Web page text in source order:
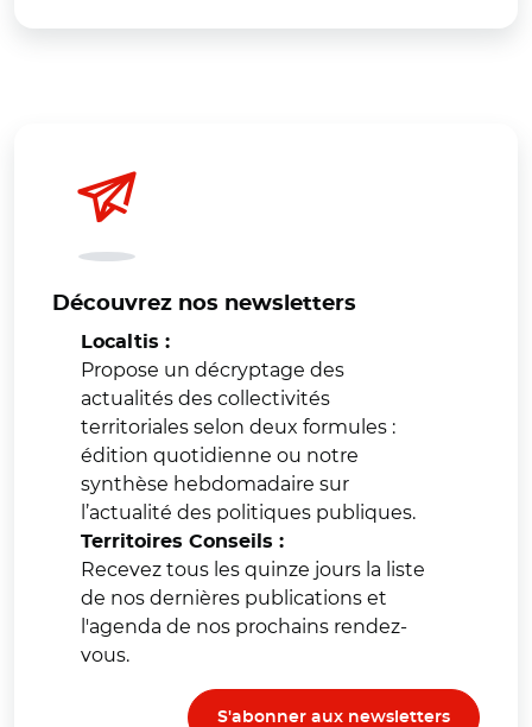
Découvrez nos newsletters
Localtis :
Propose un décryptage des
actualités des collectivités
territoriales selon deux formules :
édition quotidienne ou notre
synthèse hebdomadaire sur
l’actualité des politiques publiques.
Territoires Conseils :
Recevez tous les quinze jours la liste
de nos dernières publications et
l'agenda de nos prochains rendez-
vous.
S'abonner aux newsletters